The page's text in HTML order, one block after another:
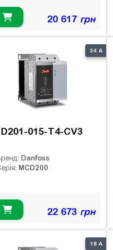
20 617 грн
34 А
015-T4-CV3
Danfoss
MCD200
22 673 грн
18 А